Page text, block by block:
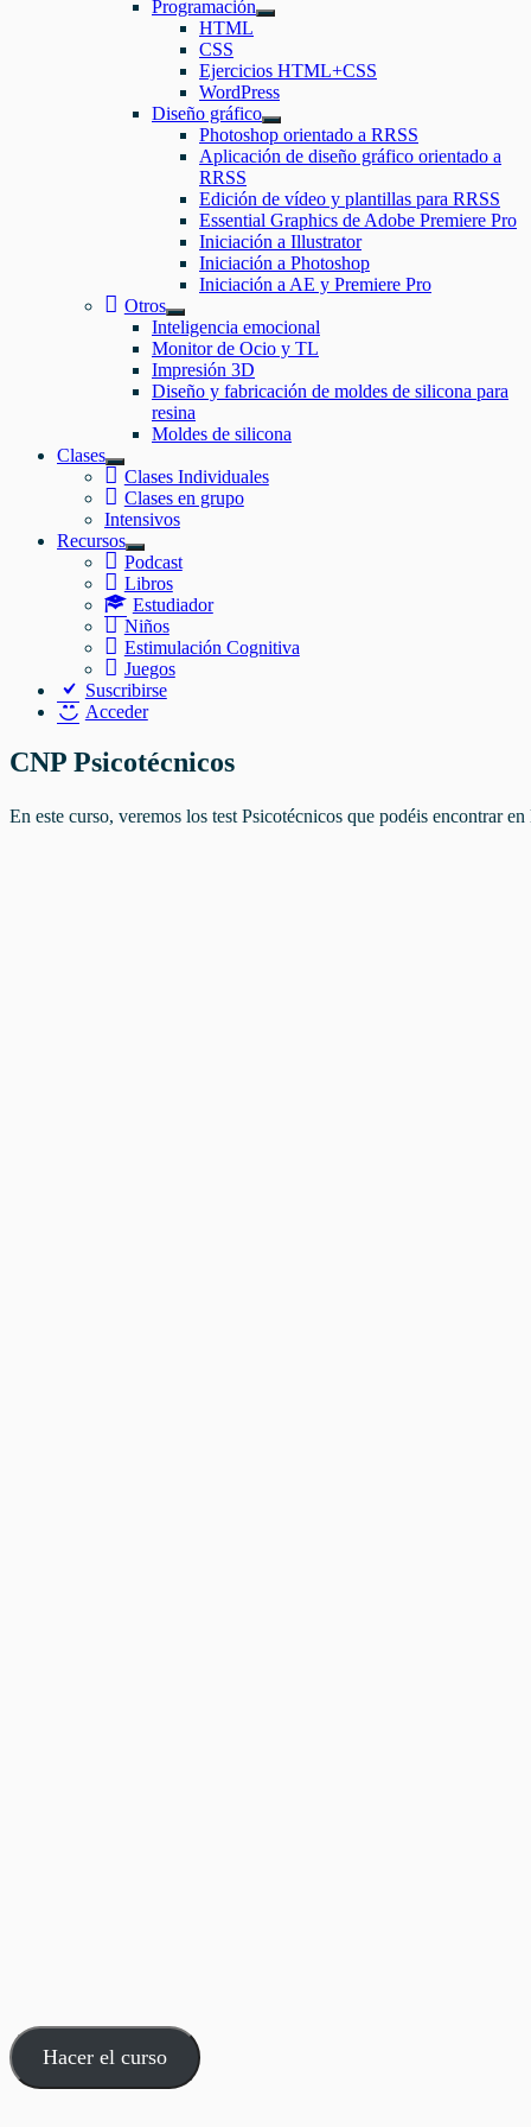
Programación
Mostrar
HTML
CSS
Ejercicios HTML+CSS
WordPress
Diseño gráfico
Mostrar
el
submenú
Photoshop orientado a RRSS
Aplicación de diseño gráfico orientado a
RRSS
Edición de vídeo y plantillas para RRSS
Essential Graphics de Adobe Premiere Pro
Iniciación a Illustrator
Iniciación a Photoshop
Iniciación a AE y Premiere Pro
Otros
Mostrar
el
submenú
Inteligencia emocional
Monitor de Ocio y TL
Impresión 3D
Diseño y fabricación de moldes de silicona para
resina
Moldes de silicona
Clases
Mostrar
el
submenú
Clases Individuales
Clases en grupo
Intensivos
Recursos
Mostrar
el
submenú
Podcast
Libros
Estudiador
Niños
Estimulación Cognitiva
Juegos
Suscribirse
Acceder
CNP Psicotécnicos
En este curso, veremos los test Psicotécnicos que podéis encontrar
Hacer el curso